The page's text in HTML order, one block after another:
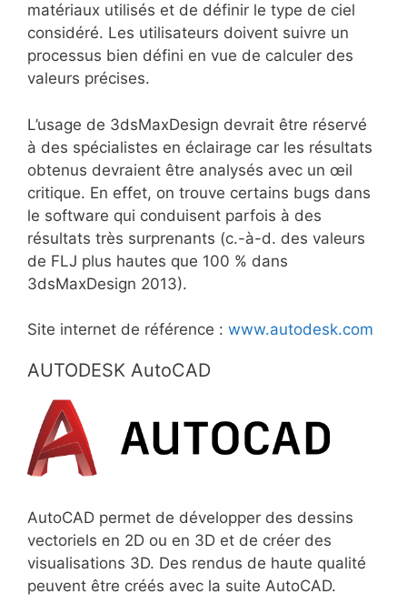
matériaux utilisés et de définir le type de ciel
considéré. Les utilisateurs doivent suivre un
processus bien défini en vue de calculer des
valeurs précises.
L’usage de 3dsMaxDesign devrait être réservé
à des spécialistes en éclairage car les résultats
obtenus devraient être analysés avec un œil
critique. En effet, on trouve certains bugs dans
le software qui conduisent parfois à des
résultats très surprenants (c.-à-d. des valeurs
de FLJ plus hautes que 100 % dans
3dsMaxDesign 2013).
Site internet de référence : www.autodesk.com
AUTODESK AutoCAD
AutoCAD permet de développer des dessins
vectoriels en 2D ou en 3D et de créer des
visualisations 3D. Des rendus de haute qualité
peuvent être créés avec la suite AutoCAD.